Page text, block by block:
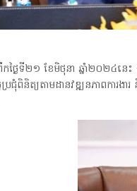
ថ្ងៃទី២១ ខែមិថុនា ឆ្នាំ២០២៤នេះ
រជុំពិនិត្យតាមដានវឌ្ឍនភាពការង